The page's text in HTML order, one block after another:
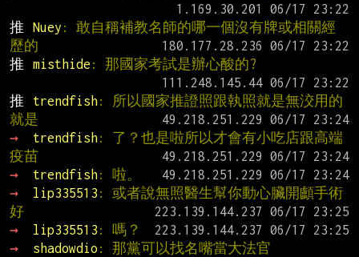
推
Nuey : 敢自稱補教名師的哪一個沒有牌或相關經
歷的
推
misthide : 那國家考試是辦心酸的?
推
trendfish: 所以國家推證照跟執照就是無洨用的
就是
→
trendfish: 了？也是啦所以才會有小吃店跟高端
疫苗
→
trendfish: 啦。
→
lip335513 : 或者說無照醫生幫你動心臟開顱手術
好
→
lip335513 : 嗎？
→
shadowdio : 那黨可以找名嘴當大法官